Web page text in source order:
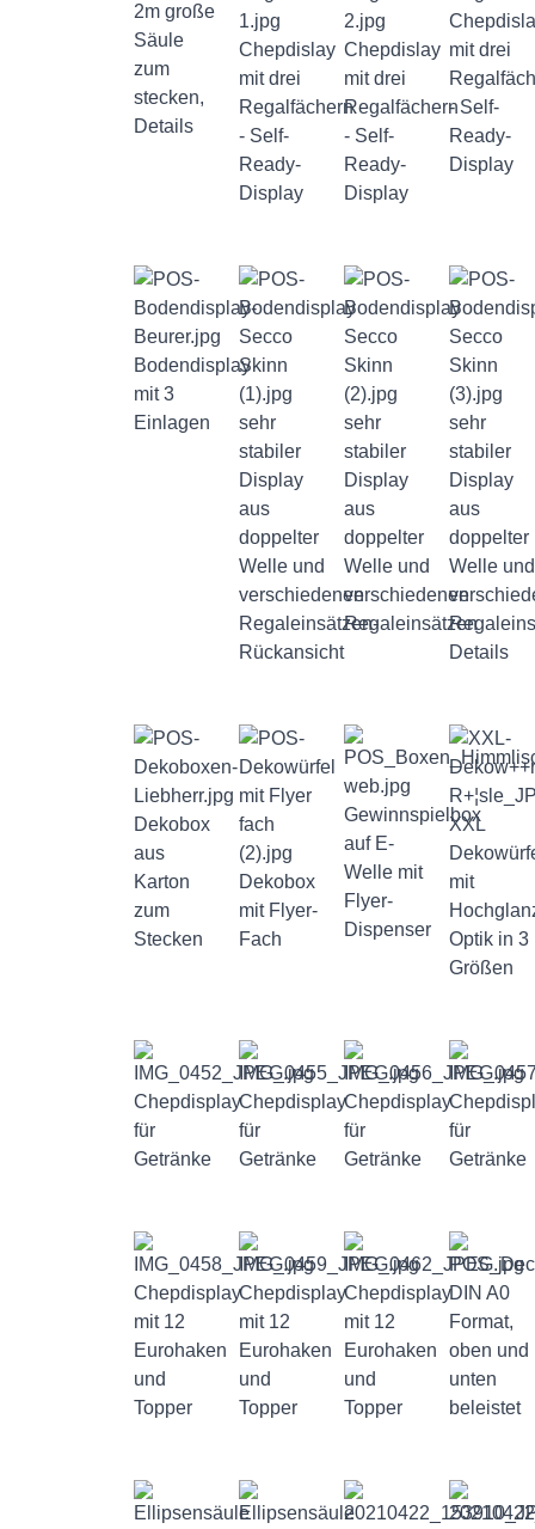
2m große
Säule
zum
stecken,
Details
Chepdislay
mit drei
Regalfächern
- Self-
Ready-
Display
Chepdislay
mit drei
Regalfächern
- Self-
Ready-
Display
mit drei
- Self-
Ready-
Display
Bodendisplay
mit 3
Einlagen
sehr
stabiler
Display
aus
doppelter
Welle und
verschiedenen
Regaleinsätzen-
Rückansicht
sehr
stabiler
Display
aus
doppelter
Welle und
verschiedenen
Regaleinsätzen
sehr
stabiler
Display
aus
doppelter
Welle und
Details
Dekobox
aus
Karton
zum
Stecken
Dekobox
mit Flyer-
Fach
Gewinnspielbox
auf E-
Welle mit
Flyer-
Dispenser
XXL
mit
Optik in 3
Größen
Chepdisplay
für
Getränke
Chepdisplay
für
Getränke
Chepdisplay
für
Getränke
für
Getränke
Chepdisplay
mit 12
Eurohaken
und
Topper
Chepdisplay
mit 12
Eurohaken
und
Topper
Chepdisplay
mit 12
Eurohaken
und
Topper
DIN A0
Format,
oben und
unten
beleistet